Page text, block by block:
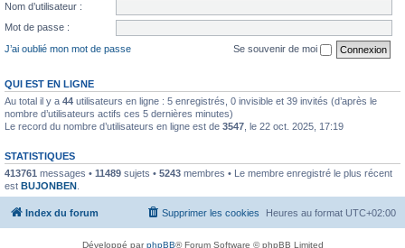
Nom d’utilisateur :
Mot de passe :
J’ai oublié mon mot de passe
Se souvenir de moi
QUI EST EN LIGNE
Au total il y a 44 utilisateurs en ligne : 5 enregistrés, 0 invisible et 39 invités (d’après le
nombre d’utilisateurs actifs ces 5 dernières minutes)
Le record du nombre d’utilisateurs en ligne est de 3547 , le 22 oct. 2025, 17:19
STATISTIQUES
413761 messages • 11489 sujets • 5243 membres • Le membre enregistré le plus récent
est BUJONBEN
Index du forum Heures au format UTC+02:00
Supprimer les cookies
Développé parphpBB® Forum Software © phpBB Limited